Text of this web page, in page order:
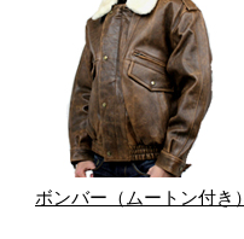
ボンバー（ムートン付き）